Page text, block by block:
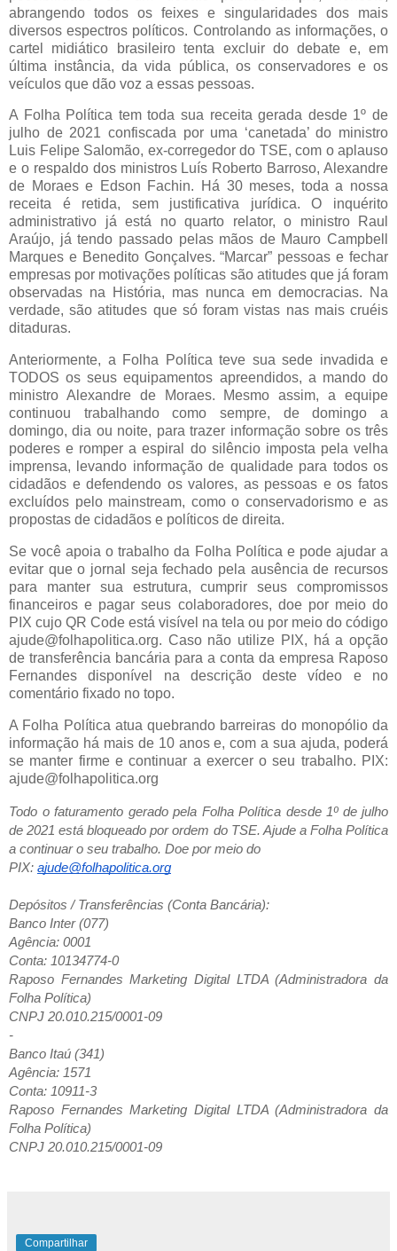
abrangendo todos os feixes e singularidades dos mais
diversos espectros políticos. Controlando as informações, o
cartel midiático brasileiro tenta excluir do debate e, em
última instância, da vida pública, os conservadores e os
veículos que dão voz a essas pessoas.
A Folha Política tem toda sua receita gerada desde 1º de
julho de 2021 confiscada por uma ‘canetada’ do ministro
Luis Felipe Salomão, ex-corregedor do TSE, com o aplauso
e o respaldo dos ministros Luís Roberto Barroso, Alexandre
de Moraes e Edson Fachin. Há 30 meses, toda a nossa
receita é retida, sem justificativa jurídica. O inquérito
administrativo já está no quarto relator, o ministro Raul
Araújo, já tendo passado pelas mãos de Mauro Campbell
Marques e Benedito Gonçalves. “Marcar” pessoas e fechar
empresas por motivações políticas são atitudes que já foram
observadas na História, mas nunca em democracias. Na
verdade, são atitudes que só foram vistas nas mais cruéis
ditaduras.
Anteriormente, a Folha Política teve sua sede invadida e
TODOS os seus equipamentos apreendidos, a mando do
ministro Alexandre de Moraes. Mesmo assim, a equipe
continuou trabalhando como sempre, de domingo a
domingo, dia ou noite, para trazer informação sobre os três
poderes e romper a espiral do silêncio imposta pela velha
imprensa, levando informação de qualidade para todos os
cidadãos e defendendo os valores, as pessoas e os fatos
excluídos pelo mainstream, como o conservadorismo e as
propostas de cidadãos e políticos de direita.
Se você apoia o trabalho da Folha Política e pode ajudar a
evitar que o jornal seja fechado pela ausência de recursos
para manter sua estrutura, cumprir seus compromissos
financeiros e pagar seus colaboradores, doe por meio do
PIX cujo QR Code está visível na tela ou por meio do código
ajude@folhapolitica.org. Caso não utilize PIX, há a opção
de transferência bancária para a conta da empresa Raposo
Fernandes disponível na descrição deste vídeo e no
comentário fixado no topo.
A Folha Política atua quebrando barreiras do monopólio da
informação há mais de 10 anos e, com a sua ajuda, poderá
se manter firme e continuar a exercer o seu trabalho. PIX:
ajude@folhapolitica.org
Todo o faturamento gerado pela Folha Política desde 1º de julho
de 2021 está bloqueado por ordem do TSE. Ajude a Folha Política
a continuar o seu trabalho. Doe por meio do
PIX: ajude@folhapolitica.org
Depósitos / Transferências (Conta Bancária):
Banco Inter (077)
Agência: 0001
Conta: 10134774-0
Raposo Fernandes Marketing Digital LTDA (Administradora da
Folha Política)
CNPJ 20.010.215/0001-09
-
Banco Itaú (341)
Agência: 1571
Conta: 10911-3
Raposo Fernandes Marketing Digital LTDA (Administradora da
Folha Política)
CNPJ 20.010.215/0001-09
Compartilhar